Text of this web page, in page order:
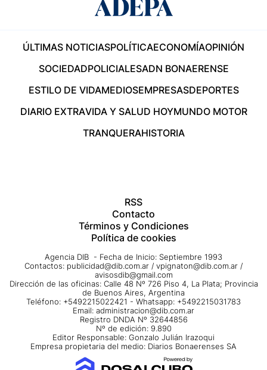
ÚLTIMAS NOTICIASPOLÍTICAECONOMÍAOPINIÓN
SOCIEDADPOLICIALESADN BONAERENSE
ESTILO DE VIDAMEDIOSEMPRESASDEPORTES
DIARIO EXTRAVIDA Y SALUD HOYMUNDO MOTOR
TRANQUERAHISTORIA
RSS
Contacto
Términos y Condiciones
Política de cookies
Agencia DIB - Fecha de Inicio: Septiembre 1993
Contactos: publicidad@dib.com.ar / vpignaton@dib.com.ar /
avisosdib@gmail.com
Dirección de las oficinas: Calle 48 Nº 726 Piso 4, La Plata; Provincia
de Buenos Aires, Argentina
Teléfono: +5492215022421 - Whatsapp: +5492215031783
Email: administracion@dib.com.ar
Registro DNDA Nº 32644856
Nº de edición: 9.890
Editor Responsable: Gonzalo Julián Irazoqui
Empresa propietaria del medio: Diarios Bonaerenses SA